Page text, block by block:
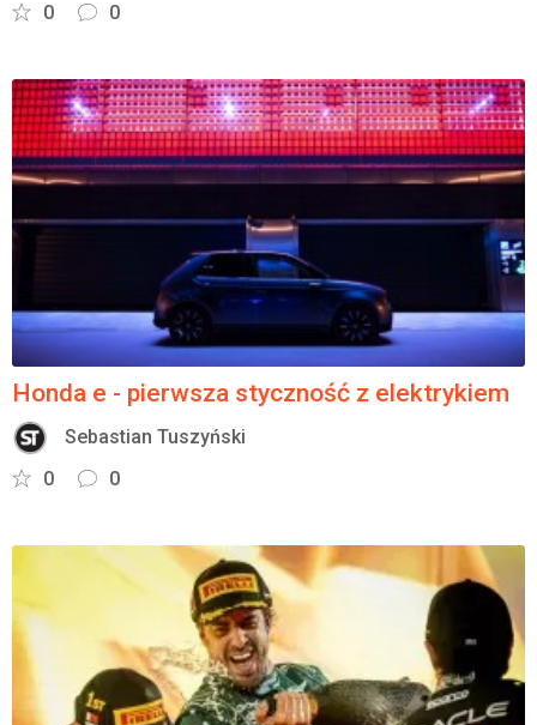
0
0
Honda e - pierwsza styczność z elektrykiem
Sebastian Tuszyński
0
0